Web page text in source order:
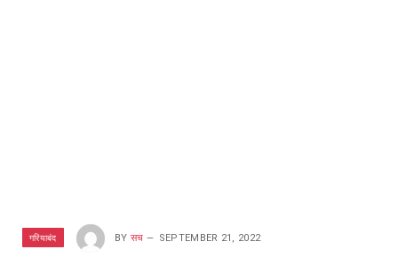
गरियाबंद BY सच SEPTEMBER 21, 2022